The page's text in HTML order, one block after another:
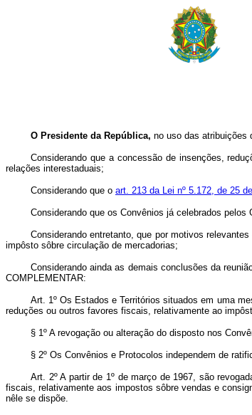
O Presidente da República, no uso das atribuições
Considerando que a concessão de insenções,
relações interestaduais;
Considerando que o art. 213 da Lei nº 5.172, de 25
Considerando que os Convênios já celebrados
Considerando entretanto, que por motivos
impôsto sôbre circulação de mercadorias;
Considerando ainda as demais conclusões da
COMPLEMENTAR:
Art. 1º Os Estados e Territórios situados em uma
reduções ou outros favores fiscais, relativamente ao
§ 1º A revogação ou alteração do disposto nos
§ 2º Os Convênios e Protocolos independem de
Art. 2º A partir de 1º de março de 1967, são
fiscais, relativamente aos impostos sôbre vendas e
nêle se dispõe.